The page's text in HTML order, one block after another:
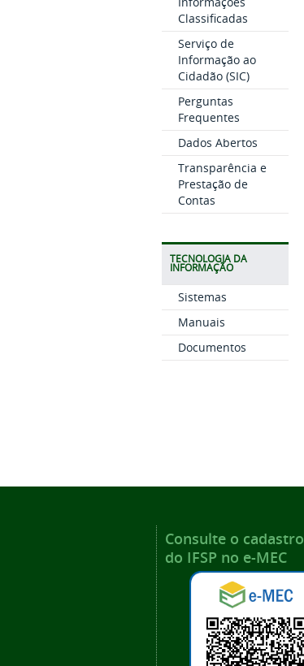
Classificadas
Serviço de
Informação ao
Cidadão (SIC)
Perguntas
Frequentes
Dados Abertos
Transparência e
Prestação de
Contas
TECNOLOGIA DA
INFORMAÇÃO
Sistemas
Manuais
Documentos
Consulte o cadastro
do IFSP no e-MEC